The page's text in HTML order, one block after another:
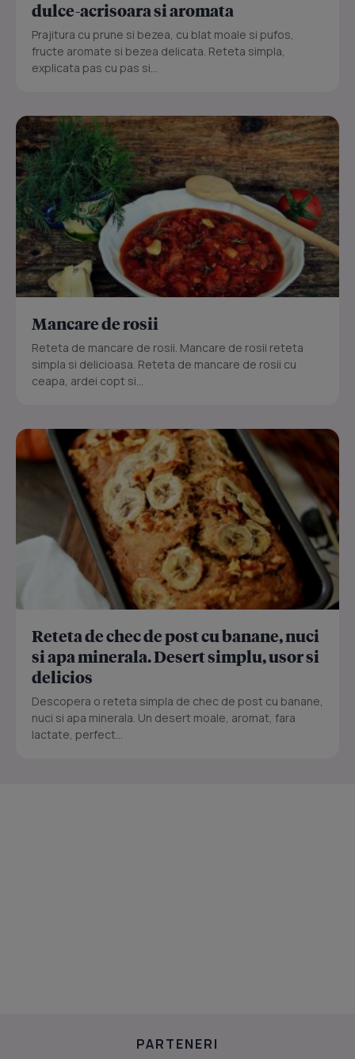
dulce-acrisoara si aromata
Prajitura cu prune si bezea, cu blat moale si pufos,
fructe aromate si bezea delicata. Reteta simpla,
explicata pas cu pas si...
Mancare de rosii
Reteta de mancare de rosii. Mancare de rosii reteta
simpla si delicioasa. Reteta de mancare de rosii cu
ceapa, ardei copt si...
Reteta de chec de post cu banane, nuci
si apa minerala. Desert simplu, usor si
delicios
Descopera o reteta simpla de chec de post cu banane,
nuci si apa minerala. Un desert moale, aromat, fara
lactate, perfect...
PARTENERI